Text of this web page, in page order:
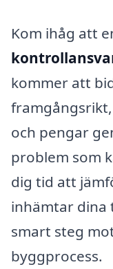
Kom ihåg att
kommer att
och pengar
problem som
dig tid att
inhämtar dina
smart steg
byggprocess.